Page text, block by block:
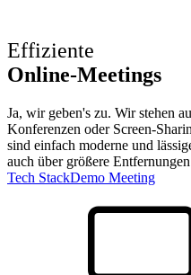
Effiziente
Online-Meetings
Ja, wir geben's zu. Wir stehen
Konferenzen oder Screen-
sind einfach moderne und
auch über größere
Tech StackDemo Meeting